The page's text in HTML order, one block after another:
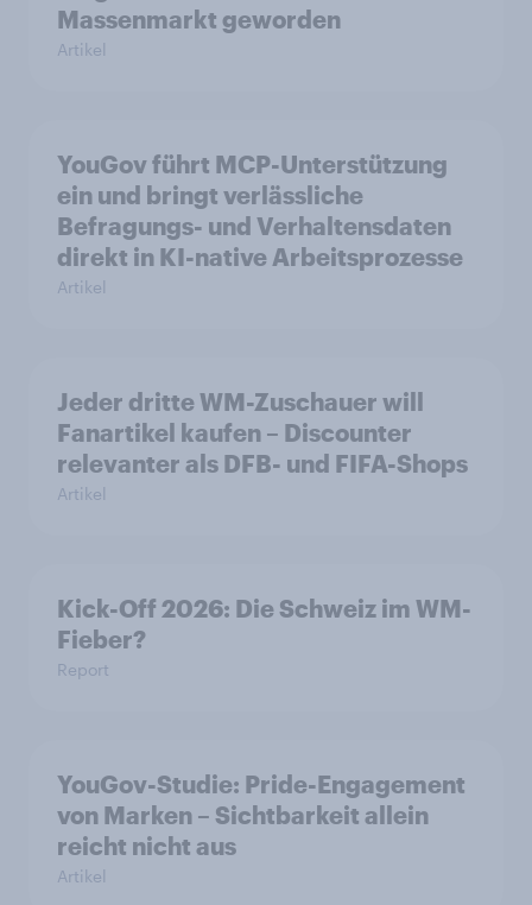
Massenmarkt geworden
Artikel
YouGov führt MCP-Unterstützung
ein und bringt verlässliche
Befragungs- und Verhaltensdaten
direkt in KI-native Arbeitsprozesse
Artikel
Jeder dritte WM-Zuschauer will
Fanartikel kaufen – Discounter
relevanter als DFB- und FIFA-Shops
Artikel
Kick-Off 2026: Die Schweiz im WM-
Fieber?​
Report
YouGov-Studie: Pride-Engagement
von Marken – Sichtbarkeit allein
reicht nicht aus
Artikel